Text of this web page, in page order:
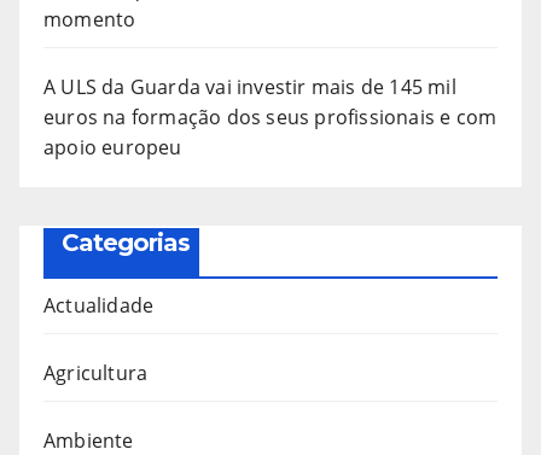
momento
A ULS da Guarda vai investir mais de 145 mil
euros na formação dos seus profissionais e com
apoio europeu
Categorias
Actualidade
Agricultura
Ambiente